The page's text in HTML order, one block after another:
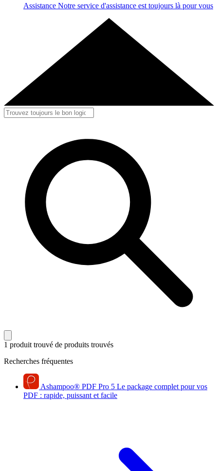
Assistance Notre service d'assistance est toujours là pour vous
1 produit trouvé de produits trouvés
Recherches fréquentes
Ashampoo® PDF Pro 5 Le package complet pour vos
PDF : rapide, puissant et facile